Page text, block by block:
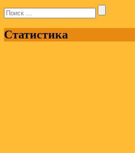
Поиск:
Статистика